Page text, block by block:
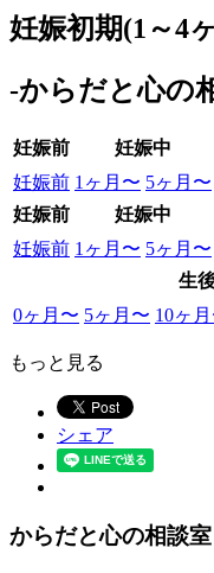
妊娠初期(1～4
-からだと心の
妊娠前 妊娠中
妊娠前 1ヶ月〜 5ヶ月〜
妊娠前
妊娠中
妊娠前 1ヶ月〜 5ヶ月〜
生
0ヶ月〜 5ヶ月〜 10ヶ
もっと見る
シェア
からだと心の相談室